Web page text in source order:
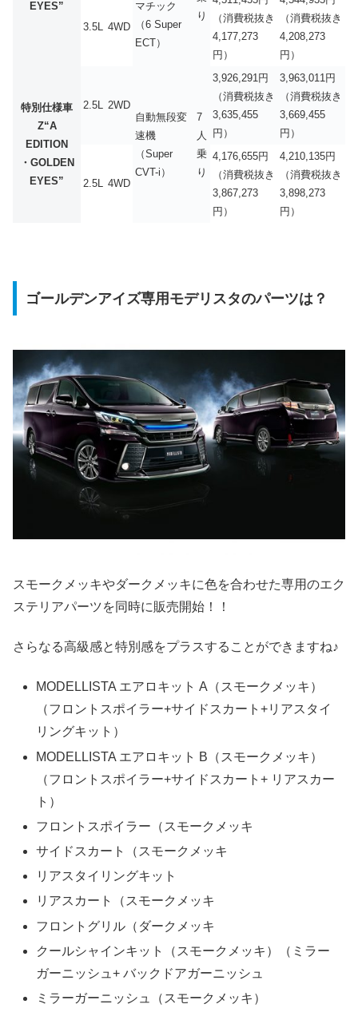
EYES”
マチック
（6 Super
ECT）
り
3.5L 4WD
（消費税抜き
4,177,273
円）
（消費税抜き
4,208,273
円）
特別仕様車
Z“A
EDITION
・GOLDEN
EYES”
2.5L
2WD
自動無段変
速機
（Super
CVT-i）
7
人
乗
り
3,926,291円
（消費税抜き
3,635,455
円）
3,963,011円
（消費税抜き
3,669,455
円）
2.5L 4WD
4,176,655円
（消費税抜き
3,867,273
円）
4,210,135円
（消費税抜き
3,898,273
円）
ゴールデンアイズ専用モデリスタのパーツは？
スモークメッキやダークメッキに色を合わせた専用のエク
ステリアパーツを同時に販売開始！！
さらなる高級感と特別感をプラスすることができますね♪
MODELLISTA エアロキット A（スモークメッキ）
（フロントスポイラー+サイドスカート+リアスタイ
リングキット）
MODELLISTA エアロキット B（スモークメッキ）
（フロントスポイラー+サイドスカート+ リアスカー
ト）
フロントスポイラー（スモークメッキ
サイドスカート（スモークメッキ
リアスタイリングキット
リアスカート（スモークメッキ
フロントグリル（ダークメッキ
クールシャインキット（スモークメッキ）（ミラー
ガーニッシュ+ バックドアガーニッシュ
ミラーガーニッシュ（スモークメッキ）